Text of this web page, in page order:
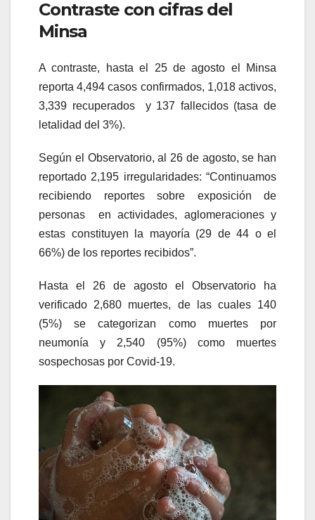
Contraste con cifras del
Minsa
A contraste, hasta el 25 de agosto el Minsa
reporta 4,494 casos confirmados, 1,018 activos,
3,339 recuperados y 137 fallecidos (tasa de
letalidad del 3%).
Según el Observatorio, al 26 de agosto, se han
reportado 2,195 irregularidades: “Continuamos
recibiendo reportes sobre exposición de
personas en actividades, aglomeraciones y
estas constituyen la mayoría (29 de 44 o el
66%) de los reportes recibidos”.
Hasta el 26 de agosto el Observatorio ha
verificado 2,680 muertes, de las cuales 140
(5%) se categorizan como muertes por
neumonía y 2,540 (95%) como muertes
sospechosas por Covid-19.